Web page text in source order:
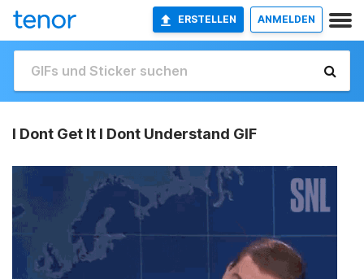
ERSTELLEN ANMELDEN
I Dont Get It I Dont Understand GIF